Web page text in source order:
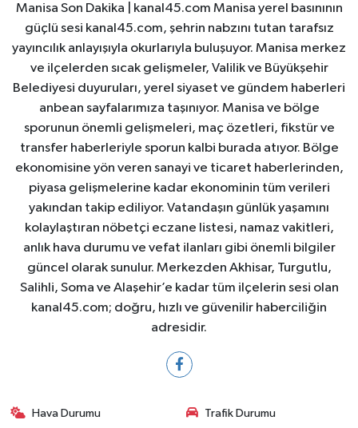
Manisa Son Dakika | kanal45.com Manisa yerel basınının
güçlü sesi kanal45.com, şehrin nabzını tutan tarafsız
yayıncılık anlayışıyla okurlarıyla buluşuyor. Manisa merkez
ve ilçelerden sıcak gelişmeler, Valilik ve Büyükşehir
Belediyesi duyuruları, yerel siyaset ve gündem haberleri
anbean sayfalarımıza taşınıyor. Manisa ve bölge
sporunun önemli gelişmeleri, maç özetleri, fikstür ve
transfer haberleriyle sporun kalbi burada atıyor. Bölge
ekonomisine yön veren sanayi ve ticaret haberlerinden,
piyasa gelişmelerine kadar ekonominin tüm verileri
yakından takip ediliyor. Vatandaşın günlük yaşamını
kolaylaştıran nöbetçi eczane listesi, namaz vakitleri,
anlık hava durumu ve vefat ilanları gibi önemli bilgiler
güncel olarak sunulur. Merkezden Akhisar, Turgutlu,
Salihli, Soma ve Alaşehir’e kadar tüm ilçelerin sesi olan
kanal45.com; doğru, hızlı ve güvenilir haberciliğin
adresidir.
Hava Durumu Trafik Durumu